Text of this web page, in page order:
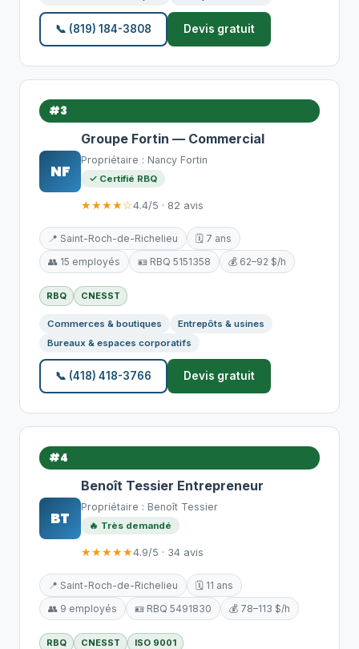
📞 (819) 184-3808 Devis gratuit
#3
NF
Groupe Fortin — Commercial
Propriétaire : Nancy Fortin
✓ Certifié RBQ
★★★★☆4.4/5 · 82 avis
📍 Saint-Roch-de-Richelieu
🗓️ 7 ans
👥 15 employés
🪪 RBQ 5151358 💰 62–92 $/h
RBQ CNESST
Commerces & boutiques
Entrepôts & usines
Bureaux & espaces corporatifs
📞 (418) 418-3766 Devis gratuit
#4
BT
Benoît Tessier Entrepreneur
Propriétaire : Benoît Tessier
🔥 Très demandé
★★★★★4.9/5 · 34 avis
📍 Saint-Roch-de-Richelieu
🗓️ 11 ans
👥 9 employés
🪪 RBQ 5491830 💰 78–113 $/h
RBQ CNESST ISO 9001